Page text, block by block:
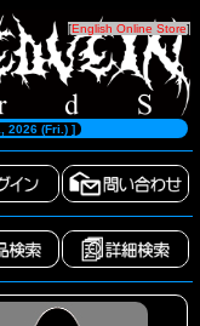
[English Online Store]
2026 (Fri.) ]